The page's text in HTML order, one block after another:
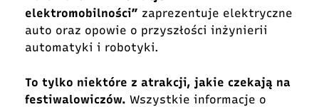
elektromobilności” zaprezentuje elektryczne
auto oraz opowie o przyszłości inżynierii
automatyki i robotyki.
To tylko niektóre z atrakcji, jakie czekają na
festiwalowiczów. Wszystkie informacje o